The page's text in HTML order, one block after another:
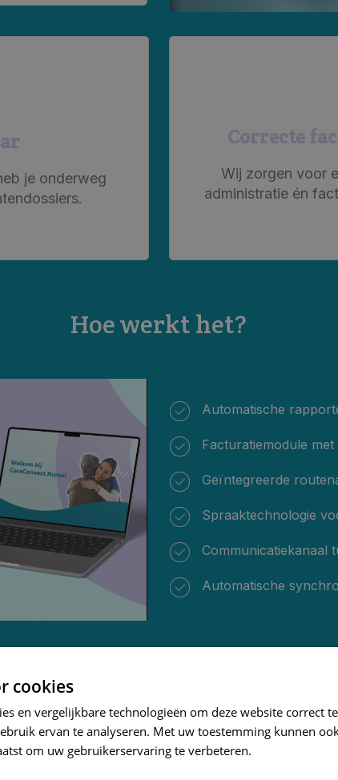
je onderweg
Correcte
Wij zorgen voor
administratie én
Hoe werkt het?
Automatische
Facturatiemodule
Geïntegreerde
Spraaktechnologie
Communicatiekanaal
Automatische
CareConnect
cookies
en vergelijkbare technologieën om deze website correct
ervan te analyseren. Met uw toestemming kunnen
om uw gebruikerservaring te verbeteren.